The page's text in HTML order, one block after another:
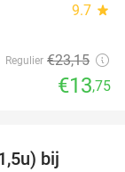
9.7 star
Regulier €23,15
€13,75
bij